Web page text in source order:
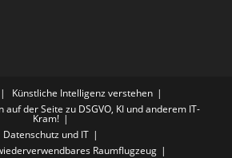
Künstliche Intelligenz verstehen
der Seite zu DSGVO, KI und anderem IT-
Kram!
Datenschutz und IT
Raumflugzeug